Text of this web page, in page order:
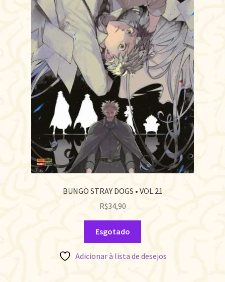
BUNGO STRAY DOGS • VOL.21
R$34,90
Esgotado
Adicionar à lista de desejos